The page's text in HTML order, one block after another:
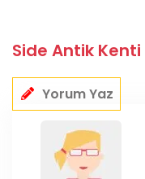
Side Antik Kenti
Yorum Yaz